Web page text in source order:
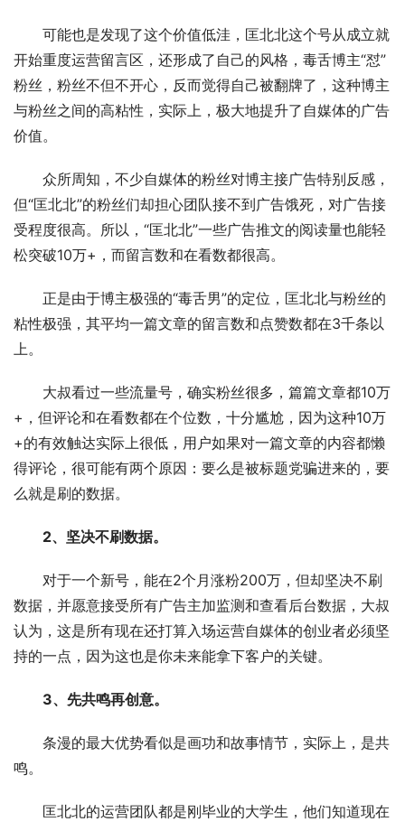
可能也是发现了这个价值低洼，匡北北这个号从成立就
开始重度运营留言区，还形成了自己的风格，毒舌博主“怼”
粉丝，粉丝不但不开心，反而觉得自己被翻牌了，这种博主
与粉丝之间的高粘性，实际上，极大地提升了自媒体的广告
价值。
众所周知，不少自媒体的粉丝对博主接广告特别反感，
但“匡北北”的粉丝们却担心团队接不到广告饿死，对广告接
受程度很高。所以，“匡北北”一些广告推文的阅读量也能轻
松突破10万+，而留言数和在看数都很高。
正是由于博主极强的“毒舌男”的定位，匡北北与粉丝的
粘性极强，其平均一篇文章的留言数和点赞数都在3千条以
上。
大叔看过一些流量号，确实粉丝很多，篇篇文章都10万
+，但评论和在看数都在个位数，十分尴尬，因为这种10万
+的有效触达实际上很低，用户如果对一篇文章的内容都懒
得评论，很可能有两个原因：要么是被标题党骗进来的，要
么就是刷的数据。
2、坚决不刷数据。
对于一个新号，能在2个月涨粉200万，但却坚决不刷
数据，并愿意接受所有广告主加监测和查看后台数据，大叔
认为，这是所有现在还打算入场运营自媒体的创业者必须坚
持的一点，因为这也是你未来能拿下客户的关键。
3、先共鸣再创意。
条漫的最大优势看似是画功和故事情节，实际上，是共
鸣。
匡北北的运营团队都是刚毕业的大学生，他们知道现在